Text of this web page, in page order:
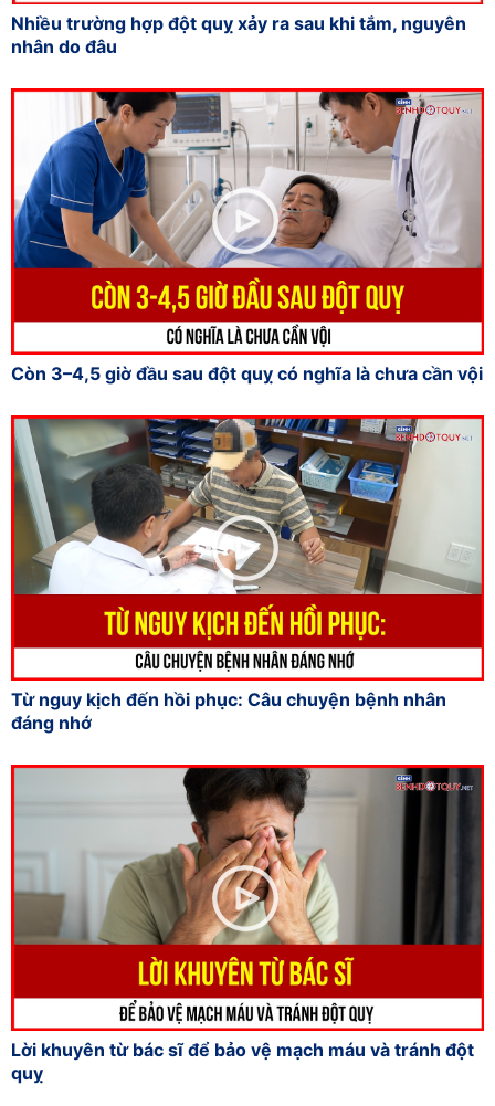
Nhiều trường hợp đột quỵ xảy ra sau khi tắm, nguyên
nhân do đâu
Còn 3–4,5 giờ đầu sau đột quỵ có nghĩa là chưa cần vội
Từ nguy kịch đến hồi phục: Câu chuyện bệnh nhân
đáng nhớ
Lời khuyên từ bác sĩ để bảo vệ mạch máu và tránh đột
quỵ